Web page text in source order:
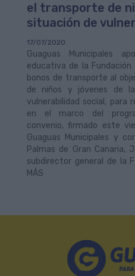
el transporte de
situación de
17/07/2020
Guaguas Municipales
educativa de la Fundación
bonos de transporte al
de niños y jóvenes de
vulnerabilidad social, para
en el marco del
convenio, firmado este
Guaguas Municipales y
Palmas de Gran Canaria,
subdirector general de la
MÁS